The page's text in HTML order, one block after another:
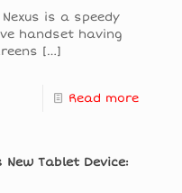
Nexus is a speedy
handset having
[…]
Read more
Tablet Device: